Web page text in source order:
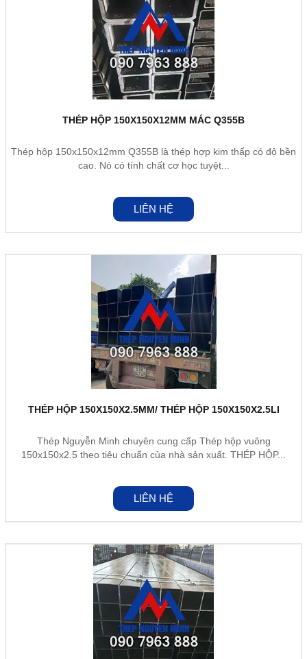
THÉP HỘP 150X150X12MM MÁC Q355B
Thép hộp 150x150x12mm Q355B là thép hợp kim thấp có độ bền
cao. Nó có tính chất cơ học tuyệt...
LIÊN HỆ
THÉP HỘP 150X150X2.5MM/ THÉP HỘP 150X150X2.5LI
Thép Nguyễn Minh chuyên cung cấp Thép hộp vuông
150x150x2.5 theo tiêu chuẩn của nhà sản xuất. THÉP HỘP...
LIÊN HỆ